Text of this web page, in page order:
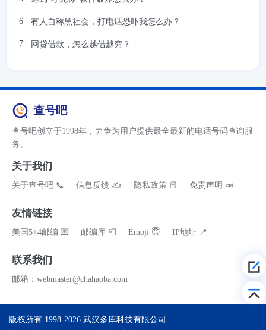
有人自称黑社会，打电话恐吓我怎么办？
网贷借款，怎么越借越穷？
查号吧
查号吧创立于1998年，力争为用户提供最全最新的电话号码查询服
务。
关于我们
关于查号吧 📞 信息反馈 ✍ 隐私政策 📕 免责声明 📣
友情链接
美国5+4邮编 💌 邮编库 📮 Emoji 😇 IP地址 📍
联系我们
邮箱：webmaster@chahaoba.com
版权所有 1998-2026 武汉多库科技有限公司